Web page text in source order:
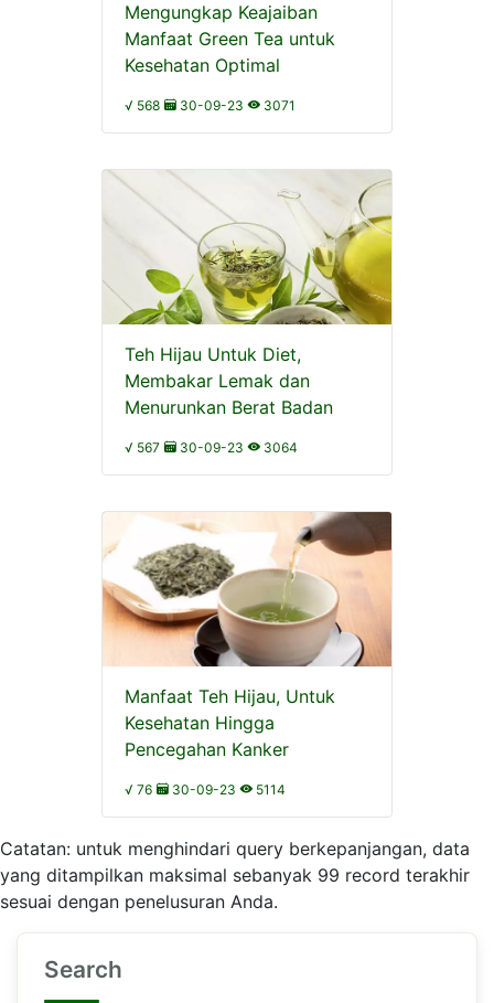
Mengungkap Keajaiban
Manfaat Green Tea untuk
Kesehatan Optimal
√ 568 30-09-23 3071
Teh Hijau Untuk Diet,
Membakar Lemak dan
Menurunkan Berat Badan
√ 567 30-09-23 3064
Manfaat Teh Hijau, Untuk
Kesehatan Hingga
Pencegahan Kanker
√ 76 30-09-23 5114
Catatan: untuk menghindari query berkepanjangan, data
yang ditampilkan maksimal sebanyak 99 record terakhir
sesuai dengan penelusuran Anda.
Search